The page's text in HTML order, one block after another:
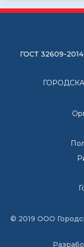
ГОСТ 32609-2014
© 2019 ООО